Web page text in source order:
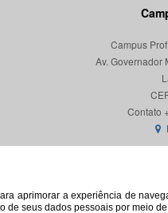
aprimorar a experiência de
de seus dados pessoais por meio
Campus
Av. Governador